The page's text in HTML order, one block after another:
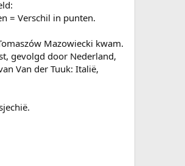
= Verschil in punten.
Mazowiecki kwam.
gevolgd door Nederland,
Van der Tuuk: Italië,